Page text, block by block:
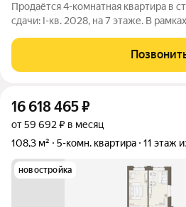
Продаётся 4-комнатная квартира в
сдачи: I-кв. 2028, на 7 этаже. В
реализован жилой квартал "Моне".
будет осуществляться в 4 очереди, а
16 618 465₽
от 59 692 ₽ в месяц
108,3 м²
5-комн. квартира 11 этаж
новостройка